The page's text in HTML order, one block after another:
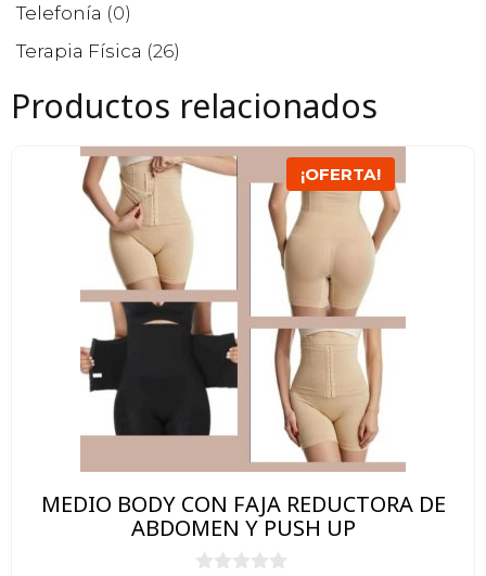
Telefonía (0)
Terapia Física (26)
Productos relacionados
¡OFERTA!
MEDIO BODY CON FAJA REDUCTORA DE
ABDOMEN Y PUSH UP
producto
variantes.
opciones